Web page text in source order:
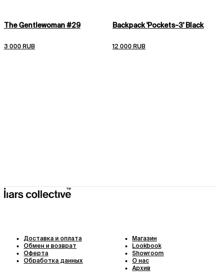
Подробные условия доставки Подробные условия возврата
The Gentlewoman #29
3 000 RUB
Backpack 'Pockets-3' Black
12 000 RUB
Доставка и оплата
Обмен и возврат
Оферта
Обработка данных
Магазин
Lookbook
Showroom
О нас
Архив